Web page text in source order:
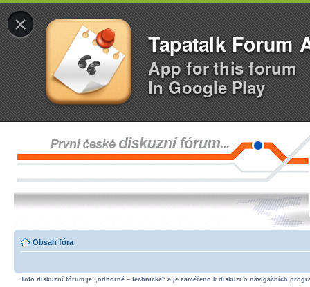
×
Tapatalk Forum
App for this forum
In Google Play
Obsah fóra
Toto diskuzní fórum je „odborně – technické“ a je zaměřeno k diskuzi o navigačních